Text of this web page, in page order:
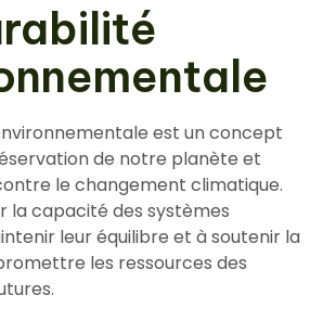
est un concept
de notre planète et
le changement climatique.
la capacité des systèmes
leur équilibre et à soutenir la
les ressources des